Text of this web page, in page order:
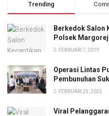
Trending
Berkedok Salon
Polsek
FEBRUARI 7, 2019
Operasi Lintas
Pembunuhan
FEBRUARI 25, 2025
Viral